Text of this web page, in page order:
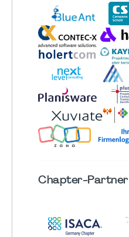
Chapter-Partner